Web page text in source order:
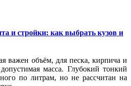
и стройки: как выбрать кузов и
важен объём, для песка, кирпича и
масса. Глубокий тонкий
по литрам, но не рассчитан на